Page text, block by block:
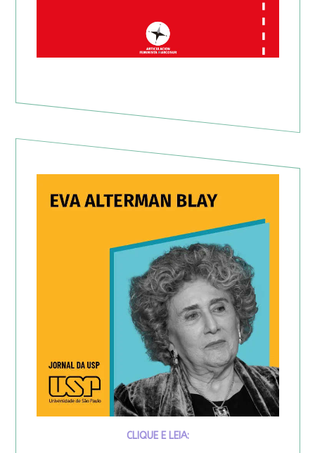
CLIQUE E LEIA: